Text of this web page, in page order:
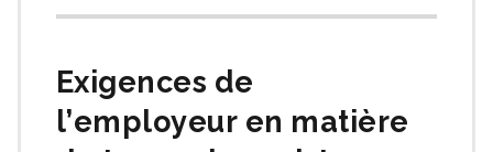
Exigences de
l’employeur en matière